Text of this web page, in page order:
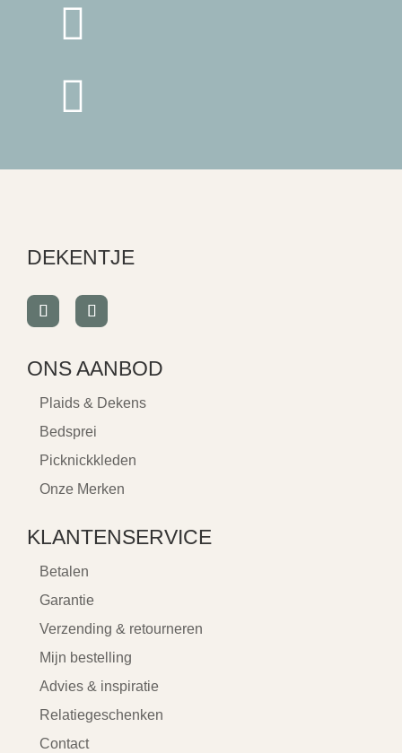


DEKENTJE
ONS AANBOD
Plaids & Dekens
Bedsprei
Picknickkleden
Onze Merken
KLANTENSERVICE
Betalen
Garantie
Verzending & retourneren
Mijn bestelling
Advies & inspiratie
Relatiegeschenken
Contact